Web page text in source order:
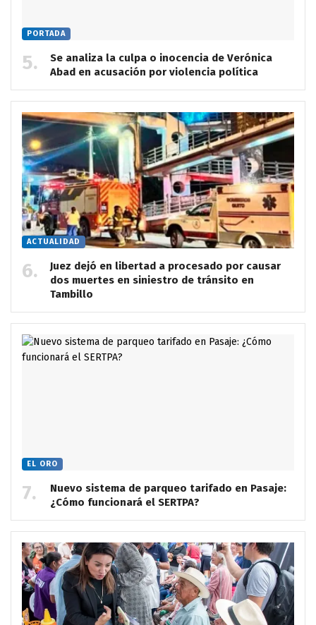
PORTADA
Se analiza la culpa o inocencia de Verónica
Abad en acusación por violencia política
ACTUALIDAD
Juez dejó en libertad a procesado por causar
dos muertes en siniestro de tránsito en
Tambillo
EL ORO
Nuevo sistema de parqueo tarifado en Pasaje:
¿Cómo funcionará el SERTPA?